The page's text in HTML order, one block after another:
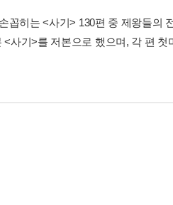
히는 <사기> 130편 중 제왕들의
사기>를 저본으로 했으며, 각 편 첫